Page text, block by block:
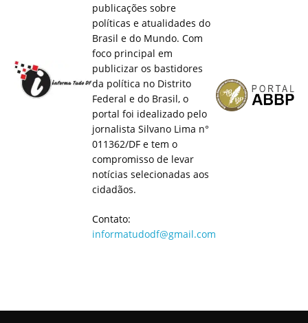
publicações sobre
políticas e atualidades do
Brasil e do Mundo. Com
foco principal em
publicizar os bastidores
da política no Distrito
Federal e do Brasil, o
portal foi idealizado pelo
jornalista Silvano Lima n°
011362/DF e tem o
compromisso de levar
notícias selecionadas aos
cidadãos.
Contato:
informatudodf@gmail.com